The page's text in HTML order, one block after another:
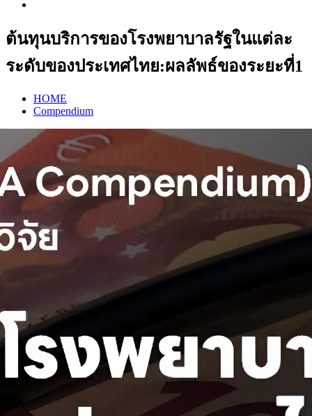
ต้นทุนบริการของโรงพยาบาลรัฐในแต่ละ
ระดับของประเทศไทย:ผลลัพธ์ของระยะที่1
HOME
Compendium